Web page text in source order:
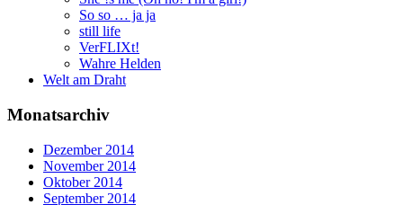
So so … ja ja
still life
VerFLIXt!
Wahre Helden
Welt am Draht
Monatsarchiv
Dezember 2014
November 2014
Oktober 2014
September 2014